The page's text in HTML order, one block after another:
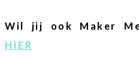
Wil jij ook Maker
HIER